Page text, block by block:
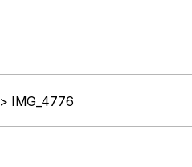
> IMG_4776